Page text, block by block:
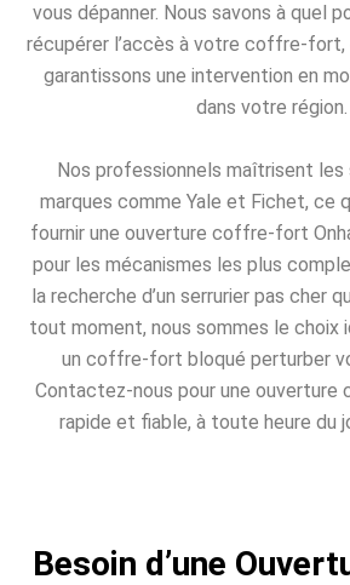
vous dépanner. Nous savons à quel
récupérer l’accès à votre coffre-fort,
garantissons une intervention en
dans votre région.
Nos professionnels maîtrisent
marques comme Yale et Fichet, ce
fournir une ouverture coffre-fort
pour les mécanismes les plus
la recherche d’un serrurier pas cher
tout moment, nous sommes le choix
un coffre-fort bloqué perturber
Contactez-nous pour une
rapide et fiable, à toute heure du
Besoin d’une